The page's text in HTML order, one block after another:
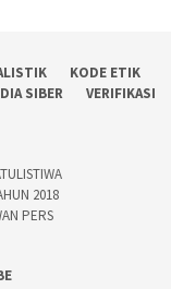
KODE ETIK
SIBER
VERIFIKASI
2018
PERS